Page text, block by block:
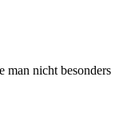
man nicht besonders